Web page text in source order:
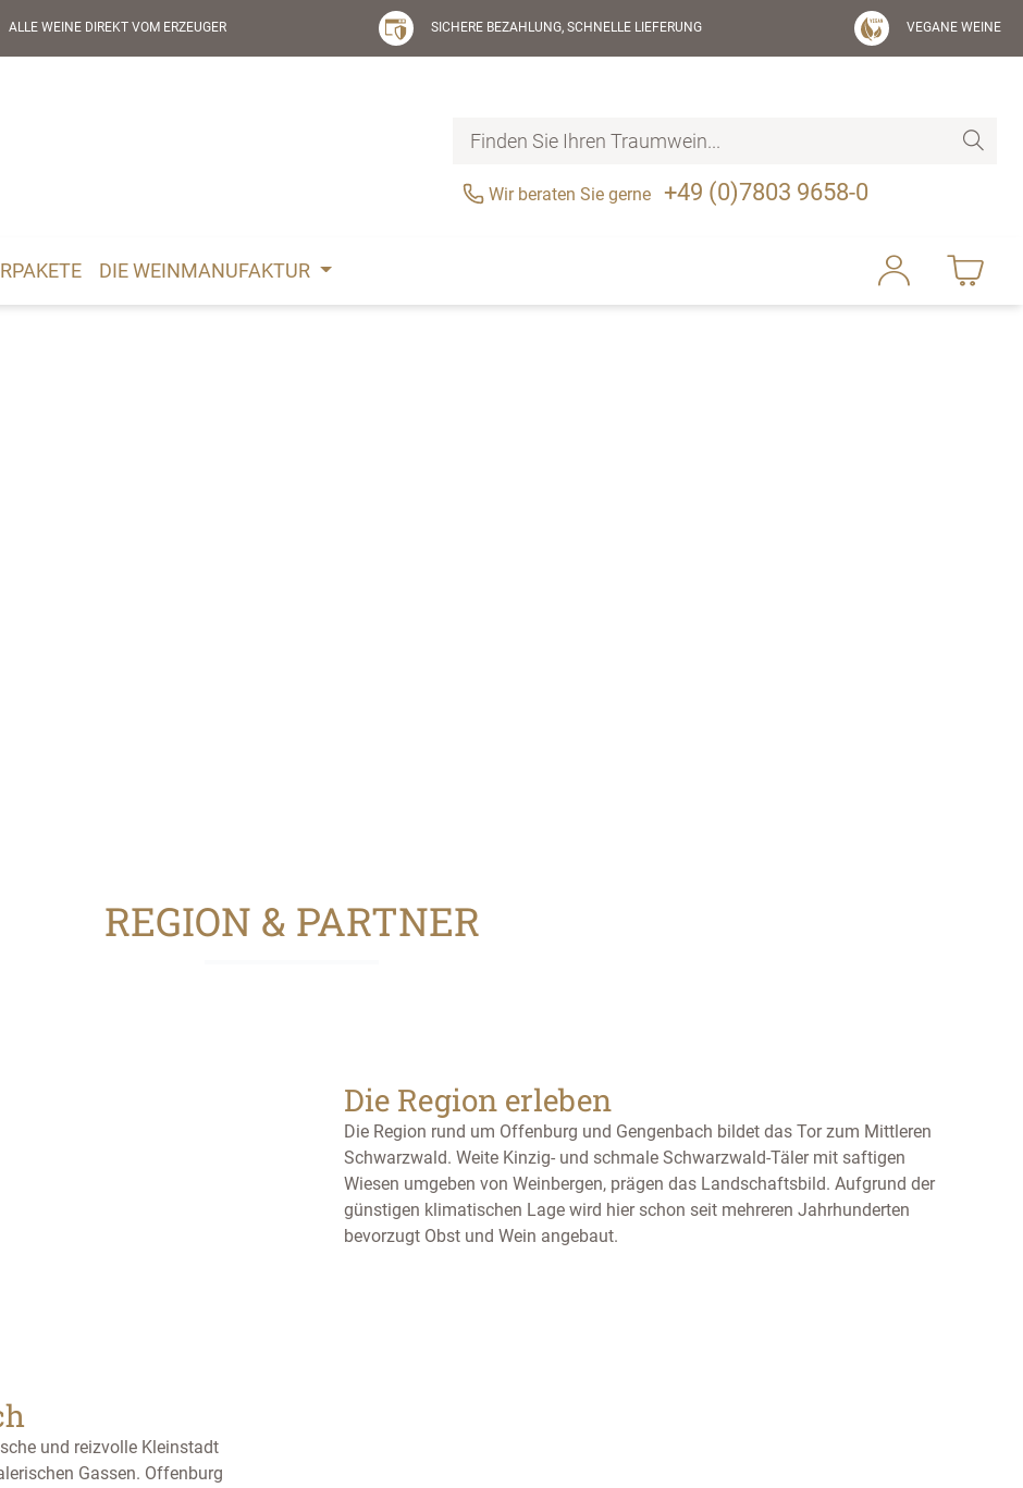
ALLE WEINE DIREKT VOM ERZEUGER SICHERE BEZAHLUNG, SCHNELLE LIEFERUNG VEGANE WEINE
Wir beraten Sie gerne +49 (0)7803 9658-0
DIE WEINMANUFAKTUR
REGION & PARTNER
Die Region erleben
Die Region rund um Offenburg und Gengenbach bildet das Tor zum Mittleren
Schwarzwald. Weite Kinzig- und schmale Schwarzwald-Täler mit saftigen
Wiesen umgeben von Weinbergen, prägen das Landschaftsbild. Aufgrund der
günstigen klimatischen Lage wird hier schon seit mehreren Jahrhunderten
bevorzugt Obst und Wein angebaut.
und reizvolle Kleinstadt
Gassen. Offenburg